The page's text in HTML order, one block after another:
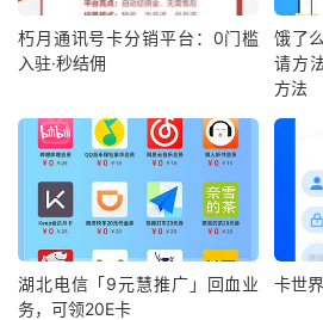
朽月通讯号卡分销平台：0门槛
入驻·秒结佣
饿了
请方
方法
湖北电信「9元慧推广」回血业
务，可领20E卡
卡世